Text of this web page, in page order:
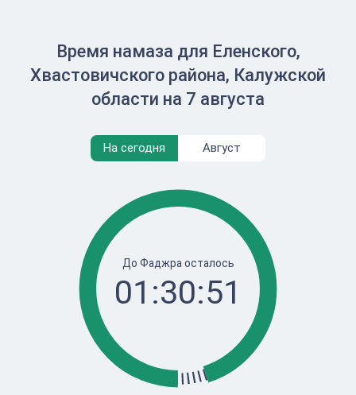
Время намаза для Еленского,
Хвастовичского района, Калужской
области на 7 августа
На сегодня Август
До Фаджра осталось
01:30:51